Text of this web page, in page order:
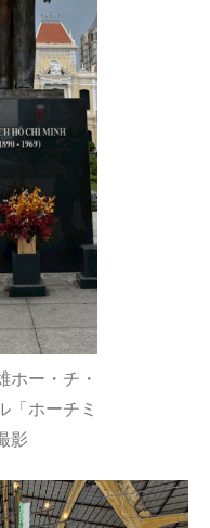
ホー・チ・
「ホーチミ
影